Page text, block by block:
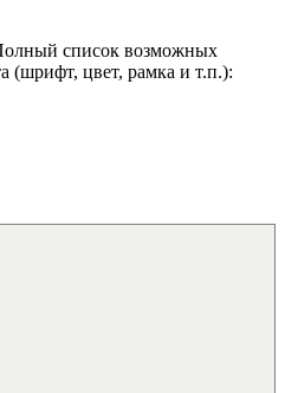
список возможных
(шрифт, цвет, рамка и т.п.):